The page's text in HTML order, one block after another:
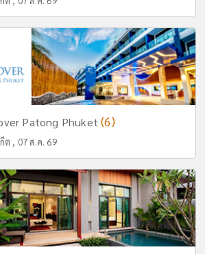
Patong Phuket(6)
ต , 07 ส.ค. 69